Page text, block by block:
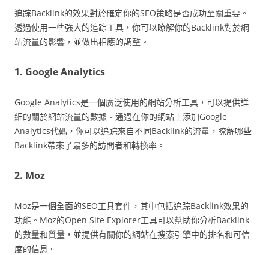
追踪Backlink的效果對於確定你的SEO策略是否成功至關重要。
透過使用一些強大的追踪工具，你可以瞭解你的Backlink對於網
站流量的影響，並做出相應的調整。
1. Google Analytics
Google Analytics是一個廣泛使用的網站分析工具，可以提供詳
細的關於網站流量的數據。通過在你的網站上添加Google
Analytics代碼，你可以追踪來自不同Backlink的流量，瞭解哪些
Backlink帶來了最多的訪問者和轉換率。
2. Moz
Moz是一個全面的SEO工具套件，其中包括追踪Backlink效果的
功能。Moz的Open Site Explorer工具可以幫助你分析Backlink
的數量和質量，並提供有關你的網站在搜索引擎中的排名和可信
度的信息。